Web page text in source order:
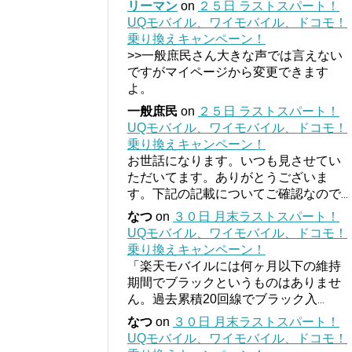
リーマン on ２５日 ラストスパート！
UQモバイル、ワイモバイル、ドコモ！
乗り換えキャンペーン！
>>一般庶民さん大きな声では言えない
ですがマイページから変更できます
よ。
一般庶民 on ２５日 ラストスパート！
UQモバイル、ワイモバイル、ドコモ！
乗り換えキャンペーン！
お世話になります。いつも見させてい
ただいてます。ありがとうございま
す。下記の記載についてご確認なので...
なつ on ３０日 月末ラストスパート！
UQモバイル、ワイモバイル、ドコモ！
乗り換えキャンペーン！
「楽天モバイルには何ヶ月以下の維持
期間でブラックというものはありませ
ん。過去累積20回線でブラック入
なつ on ３０日 月末ラストスパート！
UQモバイル、ワイモバイル、ドコモ！